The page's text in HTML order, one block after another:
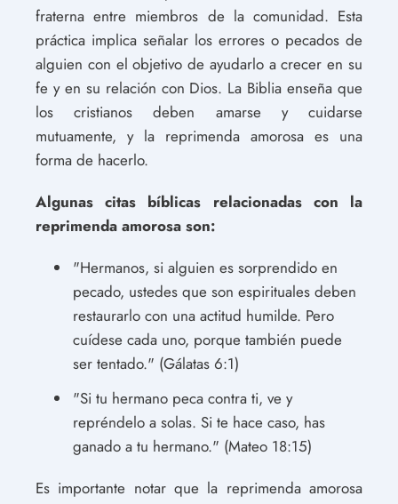
fraterna entre miembros de la comunidad. Esta
práctica implica señalar los errores o pecados de
alguien con el objetivo de ayudarlo a crecer en su
fe y en su relación con Dios. La Biblia enseña que
los cristianos deben amarse y cuidarse
mutuamente, y la reprimenda amorosa es una
forma de hacerlo.
Algunas citas bíblicas relacionadas con la
reprimenda amorosa son:
"Hermanos, si alguien es sorprendido en
pecado, ustedes que son espirituales deben
restaurarlo con una actitud humilde. Pero
cuídese cada uno, porque también puede
ser tentado." (Gálatas 6:1)
"Si tu hermano peca contra ti, ve y
repréndelo a solas. Si te hace caso, has
ganado a tu hermano." (Mateo 18:15)
Es importante notar que la reprimenda amorosa